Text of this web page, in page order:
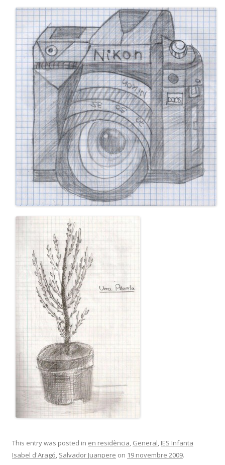
This entry was posted in en residència General IES Infanta
Isabel d'Aragó Salvador Juanpere on 19 novembre 2009.